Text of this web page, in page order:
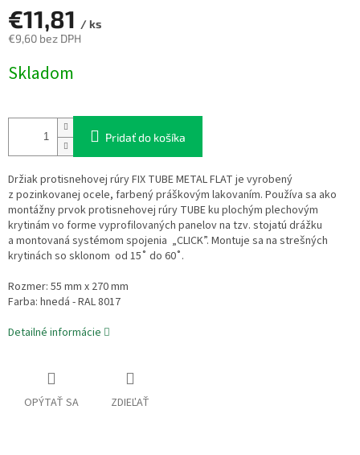
€11,81 / ks
€9,60 bez DPH
cena:
Skladom
Pridať do košíka
Držiak protisnehovej rúry FIX TUBE METAL FLAT je vyrobený
z pozinkovanej ocele, farbený práškovým lakovaním. Používa sa ako
montážny prvok protisnehovej rúry TUBE ku plochým plechovým
krytinám vo forme vyprofilovaných panelov na tzv. stojatú drážku
a montovaná systémom spojenia „CLICK”. Montuje sa na strešných
krytinách so sklonom od 15˚ do 60˚.
Rozmer: 55 mm x 270 mm
Farba: hnedá - RAL 8017
Detailné informácie
OPÝTAŤ SA ZDIEĽAŤ